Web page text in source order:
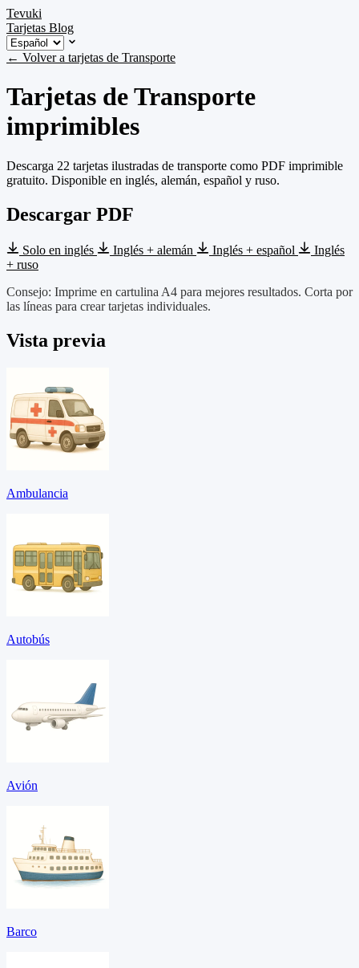
Tevuki
Tarjetas Blog
← Volver a tarjetas de Transporte
Tarjetas de Transporte
imprimibles
Descarga 22 tarjetas ilustradas de transporte como PDF imprimible
gratuito. Disponible en inglés, alemán, español y ruso.
Descargar PDF
Solo en inglés Inglés + alemán Inglés + español
Inglés
+ ruso
Consejo: Imprime en cartulina A4 para mejores resultados. Corta por
las líneas para crear tarjetas individuales.
Vista previa
Ambulancia
Autobús
Avión
Barco